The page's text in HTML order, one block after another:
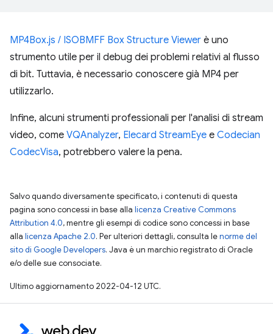
MP4Box.js / ISOBMFF Box Structure Viewer è uno
strumento utile per il debug dei problemi relativi al flusso
di bit. Tuttavia, è necessario conoscere già MP4 per
utilizzarlo.
Infine, alcuni strumenti professionali per l'analisi di stream
video, come VQAnalyzer, Elecard StreamEye e Codecian
CodecVisa, potrebbero valere la pena.
Salvo quando diversamente specificato, i contenuti di questa
pagina sono concessi in base alla licenza Creative Commons
Attribution 4.0, mentre gli esempi di codice sono concessi in base
alla licenza Apache 2.0. Per ulteriori dettagli, consulta lenorme del
sito di Google Developers. Java è un marchio registrato di Oracle
e/o delle sue consociate.
Ultimo aggiornamento 2022-04-12 UTC.